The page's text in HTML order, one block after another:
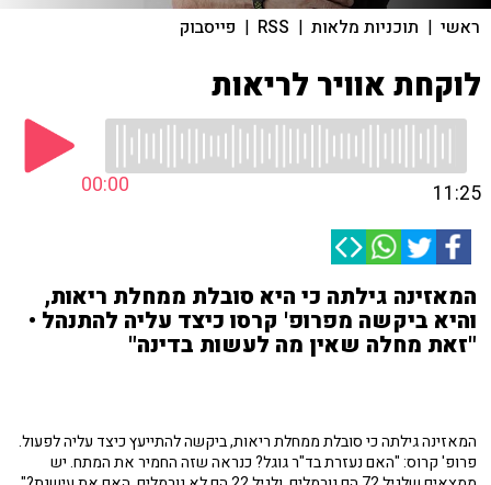
ראשי | תוכניות מלאות |
RSS
| פייסבוק
לוקחת אוויר לריאות
00:00 11:25
המאזינה גילתה כי היא סובלת ממחלת ריאות,
והיא ביקשה מפרופ' קרסו כיצד עליה להתנהל •
"זאת מחלה שאין מה לעשות בדינה"
המאזינה גילתה כי סובלת ממחלת ריאות, ביקשה להתייעץ כיצד עליה לפעול.
פרופ' קרוס: "האם נעזרת בד"ר גוגל? כנראה שזה החמיר את המתח. יש